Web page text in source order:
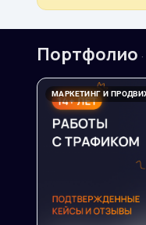
Портфолио
МАРКЕТИНГ И